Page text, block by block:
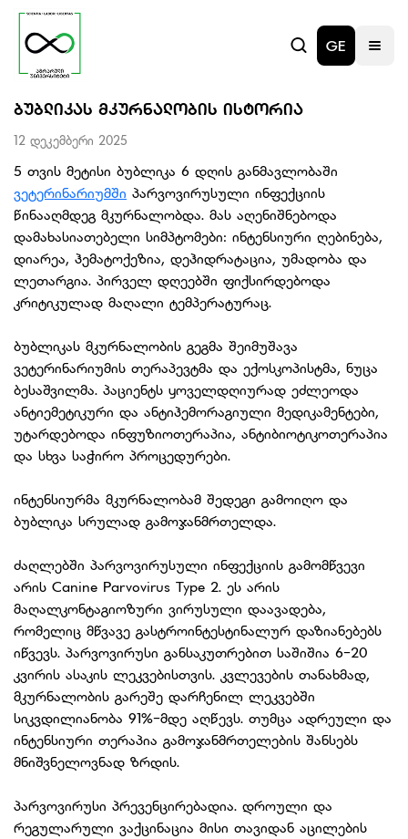
GE
ᲑᲣᲑᲚᲘᲙᲐᲡ ᲛᲙᲣᲠᲜᲐᲚᲝᲑᲘᲡ ᲘᲡᲢᲝᲠᲘᲐ
12 დეკემბერი 2025
5 თვის მეტისი ბუბლიკა 6 დღის განმავლობაში
ვეტერინარიუმში პარვოვირუსული ინფექციის
წინააღმდეგ მკურნალობდა. მას აღენიშნებოდა
დამახასიათებელი სიმპტომები: ინტენსიური ღებინება,
დიარეა, ჰემატოქეზია, დეჰიდრატაცია, უმადობა და
ლეთარგია. პირველ დღეებში ფიქსირდებოდა
კრიტიკულად მაღალი ტემპერატურაც.
ბუბლიკას მკურნალობის გეგმა შეიმუშავა
ვეტერინარიუმის თერაპევტმა და ექოსკოპისტმა, ნუცა
ბესაშვილმა. პაციენტს ყოველდღიურად ეძლეოდა
ანტიემეტიკური და ანტიჰემორაგიული მედიკამენტები,
უტარდებოდა ინფუზიოთერაპია, ანტიბიოტიკოთერაპია
და სხვა საჭირო პროცედურები.
ინტენსიურმა მკურნალობამ შედეგი გამოიღო და
ბუბლიკა სრულად გამოჯანმრთელდა.
ძაღლებში პარვოვირუსული ინფექციის გამომწვევი
არის Canine Parvovirus Type 2. ეს არის
მაღალკონტაგიოზური ვირუსული დაავადება,
რომელიც მწვავე გასტროინტესტინალურ დაზიანებებს
იწვევს. პარვოვირუსი განსაკუთრებით საშიშია 6-20
კვირის ასაკის ლეკვებისთვის. კვლევების თანახმად,
მკურნალობის გარეშე დარჩენილ ლეკვებში
სიკვდილიანობა 91%-მდე აღწევს. თუმცა ადრეული და
ინტენსიური თერაპია გამოჯანმრთელების შანსებს
მნიშვნელოვნად ზრდის.
პარვოვირუსი პრევენცირებადია. დროული და
რეგულარული ვაქცინაცია მისი თავიდან აცილების